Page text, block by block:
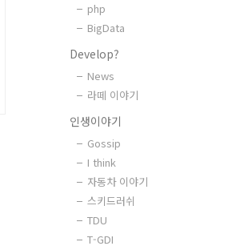
php
BigData
Develop?
News
라떼 이야기
인생이야기
Gossip
I think
자동차 이야기
스키드러쉬
TDU
T-GDI